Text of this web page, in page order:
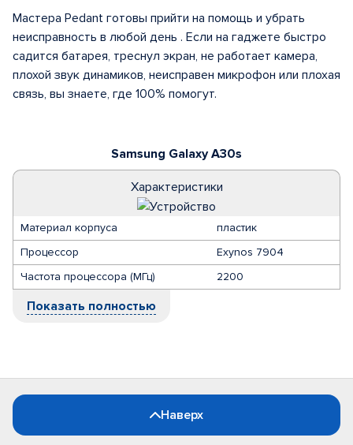
Samsung Galaxy A30s
Характеристики
Материал корпуса
пластик
Процессор
Exynos 7904
Частота процессора (МГц)
2200
Показать полностью
Мастера Pedant готовы прийти на помощь и убрать
неисправность в любой день . Если на гаджете быстро
садится батарея, треснул экран, не работает камера,
плохой звук динамиков, неисправен микрофон или плохая
связь, вы знаете, где 100% помогут.
Наверх